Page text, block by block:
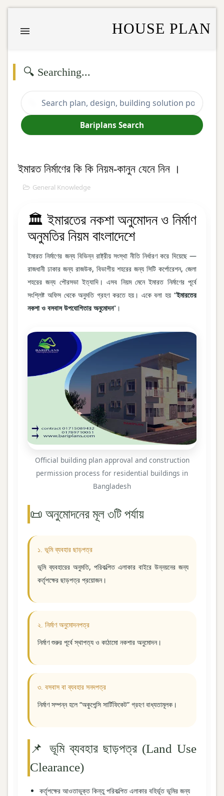
HOUSE PLAN
🔍 Searching...
Bariplans Search
ইমারত নির্মাণের কি কি নিয়ম-কানুন যেনে নিন ।
General Knowledge
🏛️ ইমারতের নকশা অনুমোদন ও নির্মাণ
অনুমতির নিয়ম বাংলাদেশে
ইমারত নির্মাণের জন্য বিভিন্ন রাষ্ট্রীয় সংস্থা নীতি নির্ধারণ করে দিয়েছে —
রাজধানী ঢাকার জন্য রাজউক, বিভাগীয় শহরের জন্য সিটি কর্পোরেশন, জেলা
শহরের জন্য পৌরসভা ইত্যাদি। এসব নিয়ম মেনে ইমারত নির্মাণের পূর্বে
সংশ্লিষ্ট অফিস থেকে অনুমতি গ্রহণ করতে হয়। একে বলা হয় “ইমারতের
নকশা ও বসবাস উপযোগিতার অনুমোদন”।
Official building plan approval and construction
permission process for residential buildings in
Bangladesh
📜 অনুমোদনের মূল ৩টি পর্যায়
১. ভূমি ব্যবহার ছাড়পত্র
ভূমি ব্যবহারের অনুমতি, পরিকল্পিত এলাকার বাইরে উন্নয়নের জন্য
কর্তৃপক্ষের ছাড়পত্র প্রয়োজন।
২. নির্মাণ অনুমোদনপত্র
নির্মাণ শুরুর পূর্বে স্থাপত্য ও কাঠামো নকশার অনুমোদন।
৩. বসবাস বা ব্যবহার সনদপত্র
নির্মাণ সম্পন্ন হলে “অকুপেন্সি সার্টিফিকেট” গ্রহণ বাধ্যতামূলক।
📌 ভূমি ব্যবহার ছাড়পত্র (Land Use
Clearance)
কর্তৃপক্ষের আওতাভুক্ত কিন্তু পরিকল্পিত এলাকার বহির্ভূত ভূমির জন্য